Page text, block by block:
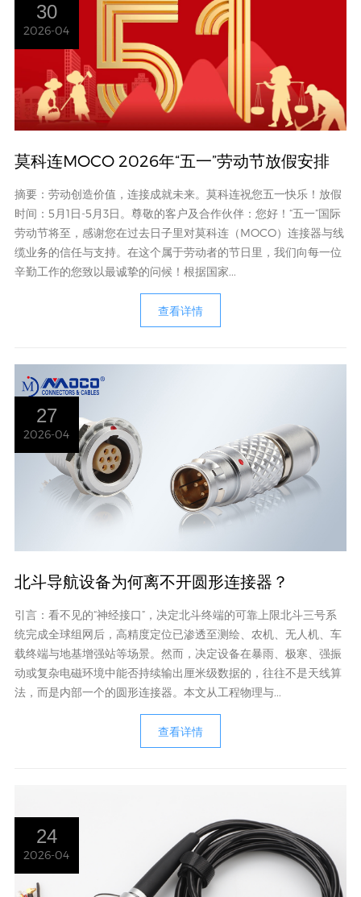
30
2026-04
莫科连MOCO 2026年“五一”劳动节放假安排
摘要：劳动创造价值，连接成就未来。莫科连祝您五一快乐！放假
时间：5月1日-5月3日。尊敬的客户及合作伙伴：您好！“五一”国际
劳动节将至，感谢您在过去日子里对莫科连（MOCO）连接器与线
缆业务的信任与支持。在这个属于劳动者的节日里，我们向每一位
辛勤工作的您致以最诚挚的问候！根据国家...
查看详情
27
2026-04
北斗导航设备为何离不开圆形连接器？
引言：看不见的“神经接口”，决定北斗终端的可靠上限北斗三号系
统完成全球组网后，高精度定位已渗透至测绘、农机、无人机、车
载终端与地基增强站等场景。然而，决定设备在暴雨、极寒、强振
动或复杂电磁环境中能否持续输出厘米级数据的，往往不是天线算
法，而是内部一个的圆形连接器。本文从工程物理与...
查看详情
24
2026-04